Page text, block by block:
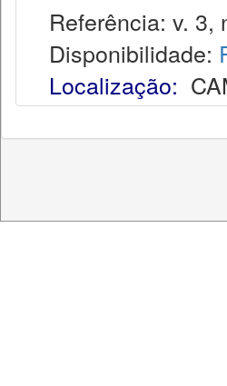
Referência: v. 3,
Disponibilidade:
Localização: